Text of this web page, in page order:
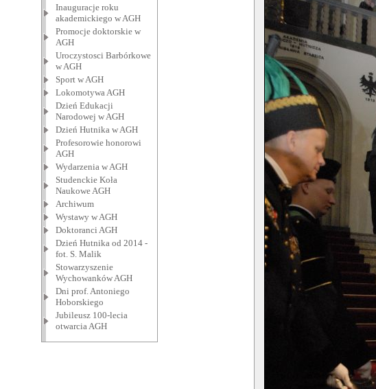
Inauguracje roku
akademickiego w AGH
Promocje doktorskie w
AGH
Uroczystosci Barbórkowe
w AGH
Sport w AGH
Lokomotywa AGH
Dzień Edukacji
Narodowej w AGH
Dzień Hutnika w AGH
Profesorowie honorowi
AGH
Wydarzenia w AGH
Studenckie Koła
Naukowe AGH
Archiwum
Wystawy w AGH
Doktoranci AGH
Dzień Hutnika od 2014 -
fot. S. Malik
Stowarzyszenie
Wychowanków AGH
Dni prof. Antoniego
Hoborskiego
Jubileusz 100-lecia
otwarcia AGH